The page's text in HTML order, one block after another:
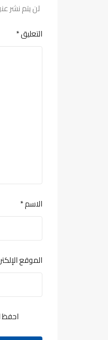
لن يتم نشر
التعليق*
الاسم*
الموقع
احفظ